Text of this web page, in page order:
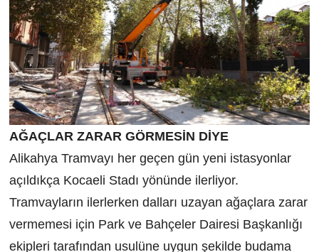
AĞAÇLAR ZARAR GÖRMESİN DİYE
Alikahya Tramvayı her geçen gün yeni istasyonlar
açıldıkça Kocaeli Stadı yönünde ilerliyor.
Tramvayların ilerlerken dalları uzayan ağaçlara zarar
vermemesi için Park ve Bahçeler Dairesi Başkanlığı
ekipleri tarafından usulüne uygun şekilde budama